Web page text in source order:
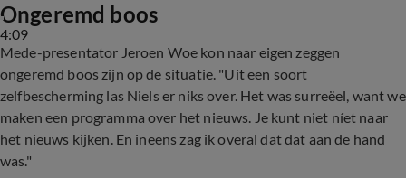
4:09
Ongeremd boos
Mede-presentator Jeroen Woe kon naar eigen zeggen
ongeremd boos zijn op de situatie. "Uit een soort
zelfbescherming las Niels er niks over. Het was surreëel, want we
maken een programma over het nieuws. Je kunt niet níet naar
het nieuws kijken. En ineens zag ik overal dat dat aan de hand
was."